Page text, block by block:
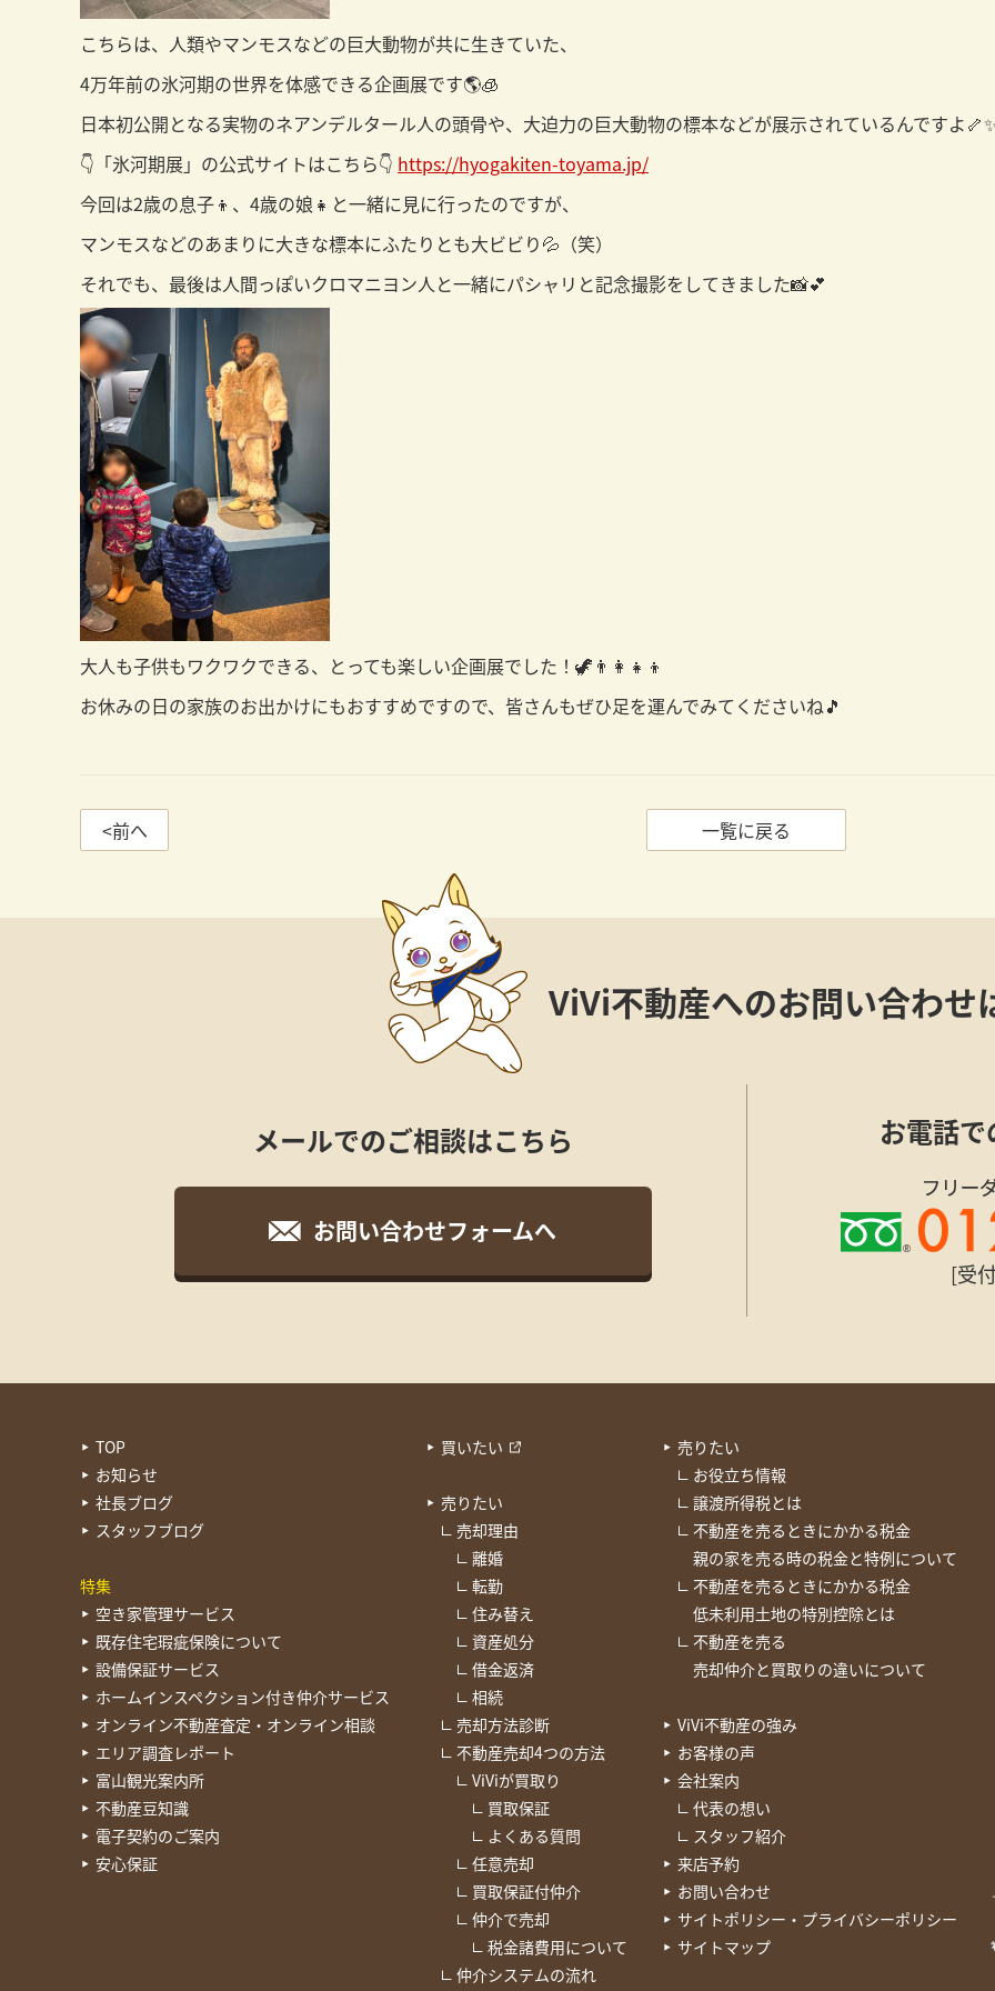
こちらは、人類やマンモスなどの巨大動物が共に生きていた、
4万年前の氷河期の世界を体感できる企画展です🌎🧊
日本初公開となる実物のネアンデルタール人の頭骨や、大迫力の巨大動物の標本などが展示されているんですよ
👇「氷河期展」の公式サイトはこちら👇 https://hyogakiten-toyama.jp/
今回は2歳の息子👦、4歳の娘👧と一緒に見に行ったのですが、
マンモスなどのあまりに大きな標本にふたりとも大ビビり💦（笑）
それでも、最後は人間っぽいクロマニヨン人と一緒にパシャリと記念撮影をしてきました📸💕
大人も子供もワクワクできる、とっても楽しい企画展でした！🦖👨‍👩‍👧‍👦
お休みの日の家族のお出かけにもおすすめですので、皆さんもぜひ足を運んでみてくださいね🎵
<前へ 一覧に戻る
ViVi不動産へのお問い合わせ
メールでのご相談はこちら
お問い合わせフォームへ
お電話
[受
TOP
お知らせ
社長ブログ
スタッフブログ
特集
空き家管理サービス
既存住宅瑕疵保険について
設備保証サービス
ホームインスペクション付き仲介サービス
オンライン不動産査定・オンライン相談
エリア調査レポート
富山観光案内所
不動産豆知識
電子契約のご案内
安心保証
買いたい
売りたい
売却理由
離婚
転勤
住み替え
資産処分
借金返済
相続
売却方法診断
不動産売却4つの方法
ViViが買取り
買取保証
よくある質問
任意売却
買取保証付仲介
仲介で売却
税金諸費用について
仲介システムの流れ
売りたい
お役立ち情報
譲渡所得税とは
不動産を売るときにかかる税金
親の家を売る時の税金と特例について
不動産を売るときにかかる税金
低未利用土地の特別控除とは
不動産を売る
売却仲介と買取りの違いについて
ViVi不動産の強み
お客様の声
会社案内
代表の想い
スタッフ紹介
来店予約
お問い合わせ
サイトポリシー・プライバシーポリシー
サイトマップ